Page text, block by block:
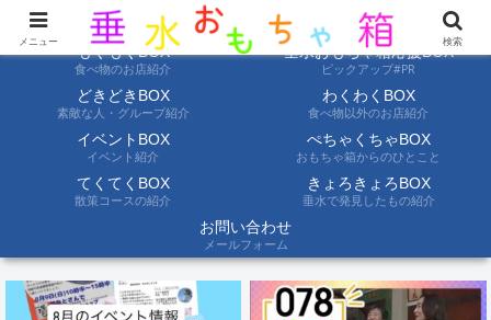
ようこそ垂水おもちゃ箱へ。垂水の情報を自分たちの目でみて聞いて伝えます
もぐもぐBOX
食べ物のお店紹介
垂水おもちゃ箱応援BOX
ピックアップ#PR
どきどきBOX
素敵な人・グループ紹介
わくわくBOX
食べ物以外のお店紹介
イベントBOX
イベント紹介
ぺちゃくちゃBOX
おもちゃ箱からのひとこと
てくてくBOX
散策コースの紹介
きょろきょろBOX
垂水で発見したもの紹介
お問い合わせ
メールフォーム
メニュー 検索